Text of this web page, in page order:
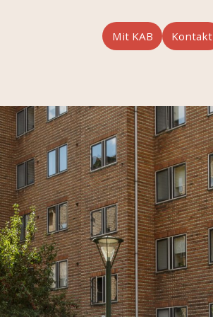
Mit KAB Kontakt